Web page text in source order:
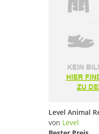
von Level